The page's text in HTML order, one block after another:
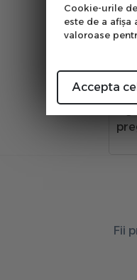
Fii
Cookie-urile
este de a
valoroase
Accepta